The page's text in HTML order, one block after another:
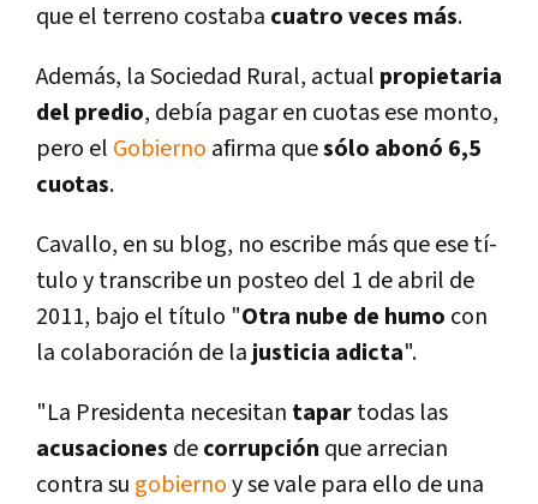
que el terreno costaba cuatro veces más.
Además, la Sociedad Rural, actual propietaria
del predio, debí­a pagar en cuotas ese monto,
pero el Gobierno afirma quesólo abonó 6,5
cuotas.
Cavallo, en su blog, no escribe más que ese tí­
tulo y transcribe un posteo del 1 de abril de
2011, bajo el tí­tulo "Otra nube de humo con
la colaboración de lajusticia adicta".
"La Presidenta necesitan tapartodas las
acusaciones decorrupción que arrecian
contra su gobiernoy se vale para ello de una